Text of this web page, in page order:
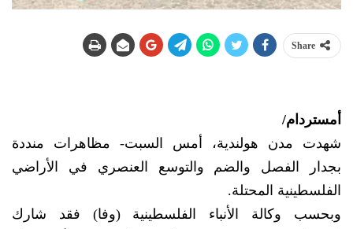
Share
أمستردام/
شهدت مدن هولندية، أمس السبت- مظاهرات منددة
بجدار الفصل والضم والتوسع العنصري في الأراضي
الفلسطينية المحتلة.
وبحسب وكالة الأنباء الفلسطينية (وفا) فقد شارك